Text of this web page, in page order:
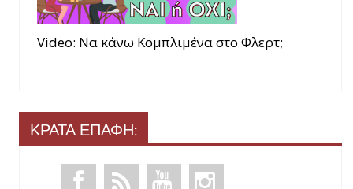
Video: Να κάνω Κομπλιμένα στο Φλερτ;
ΚΡΑΤΑ ΕΠΑΦΗ: